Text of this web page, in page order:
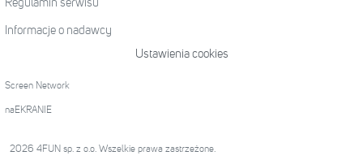
Regulamin serwisu
Informacje o nadawcy
Ustawienia cookies
Screen Network
naEKRANIE
2026 4FUN sp. z o.o. Wszelkie prawa zastrzeżone.